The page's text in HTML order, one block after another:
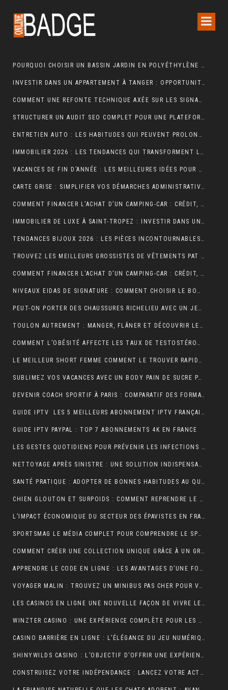
POURQUOI CHOISIR UN BASSIN JARDIN EN POLYÉTHYLÈNE FERME ?
INVESTIR DANS UN APPARTEMENT À TANGER : OPPORTUNITÉS ET POINTS ESSENTIELS À CONNAÎTRE
COMMENT UNE REFONTE TECHNIQUE AXÉE SUR LES SIGNAUX WEB ESSENTIELS A BOOSTÉ LES VENTES D’UNE BOUTIQUE EN LIGNE
STRUCTURER UN AUDIT SEO COMPLET POUR UNE PLATEFORME E-COMMERCE INTERNATIONALE
ENTRETIEN AUTO : LES HABITUDES QUI PEUVENT PROLONGER LA VIE DE VOTRE VÉHICULE
IMMOBILIER 2026 : LES TENDANCES QUI TRANSFORMENT LE MARCHÉ DE LA LOCATION
VACANCES DE FIN D’ANNÉE : LES MEILLEURES IDÉES POUR CÉLÉBRER LES FÊTES
CARTE GRISE : SIMPLIFIER VOS DÉMARCHES ADMINISTRATIVES
COMMENT FINANCER L’ACHAT D’UN CAMPING-CAR : CRÉDIT, LEASING OU PAIEMENT COMPTANT ?
IMMOBILIER DE LUXE À SAINT-TROPEZ : INVESTIR DANS UN ART DE VIVRE
TENDANCES BIJOUX 2026 : LES PIÈCES INCONTOURNABLES À PORTER CETTE ANNÉE
TROUVEZ LES MEILLEURS GROSSISTES DE VÊTEMENTS PAT PATROUILLE POUR BOOSTER VOTRE ACTIVITÉ DE REVENTE RENTABLE
COMMENT FINANCER L’ACHAT D’UN CAMPING-CAR : CRÉDIT, LEASING OU PAIEMENT COMPTANT ?
NIVEAUX EIDAS DE SIGNATURE : COMMENT CHOISIR LE BON NIVEAU POUR SÉCURISER VOS DOCUMENTS
PEUT-ON PORTER DES CHAUSSURES RICHELIEU AVEC UN JEAN ?
TOULON AUTREMENT : MANGER, FLÂNER ET DÉCOUVRIR LES VRAIES BONNES ADRESSES
COMMENT L’OBÉSITÉ AFFECTE LES TAUX DE TESTOSTÉRONE ET LA LIBIDO MASCULINE
LE MEILLEUR SHORT FEMME COMMENT LE TROUVER RAPIDEMENT ET EFFICACEMENT
SUBLIMEZ VOS VACANCES AVEC UN BODY PAIN DE SUCRE PARFAIT POUR UN LOOK ÉLÉGANT EN VOYAGE
DEVENIR COACH SPORTIF À PARIS : COMPARATIF DES FORMATIONS CQP FITNESS
GUIDE IPTV LES 5 MEILLEURS ABONNEMENT IPTV FRANÇAIS 4K
GUIDE IPTV PAYPAL : TOP 7 ABONNEMENTS 4K EN FRANCE
LES GESTES QUOTIDIENS POUR PRÉVENIR LES INFECTIONS CHEZ LES VOLAILLES
NETTOYAGE APRÈS SINISTRE : UNE SOLUTION INDISPENSABLE POUR RETROUVER DES ESPACES SÛRS ET SALUBRES
SANTÉ PRATIQUE : ADOPTER DE BONNES HABITUDES AU QUOTIDIEN
CHIEN GLOUTON ET SURPOIDS : COMMENT REPRENDRE LE CONTRÔLE DES PORTIONS ?
L’IMPACT ÉCONOMIQUE DU SECTEUR DES ÉPAVISTES EN FRANCE
SPORTSMAG LE MÉDIA COMPLET POUR COMPRENDRE LE SPORT LA NUTRITION ET LA PERFORMANCE
COMMENT CRÉER UNE COLLECTION UNIQUE GRÂCE À UN GROSSISTE DE VÊTEMENTS PERSONNALISÉS
APPRENDRE LE CODE EN LIGNE : LES AVANTAGES D’UNE FORMATION ENTIÈREMENT NUMÉRIQUE
VOYAGER MALIN : TROUVEZ UN MINIBUS PAS CHER POUR VOS DÉPLACEMENTS EN GROUPE
LES CASINOS EN LIGNE UNE NOUVELLE FAÇON DE VIVRE LE JEU
WINZTER CASINO : UNE EXPÉRIENCE COMPLÈTE POUR LES AMATEURS DE JEUX EN LIGNE
CASINO BARRIÈRE EN LIGNE : L’ÉLÉGANCE DU JEU NUMÉRIQUE AU SERVICE DES JOUEURS MODERNES
SHINYWILDS CASINO : L’OBJECTIF D’OFFRIR UNE EXPÉRIENCE DE JEU EXCEPTIONNELLE ET SÉCURISÉE
CONSTRUISEZ VOTRE INDÉPENDANCE : LANCEZ VOTRE ACTIVITÉ DE MARCHAND DE BIENS OU AGENT IMMOBILIER